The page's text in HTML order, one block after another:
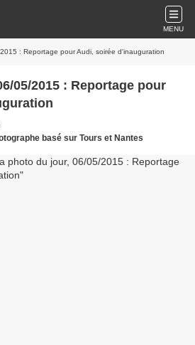
MENU
: Reportage pour Audi, soirée d'inauguration
05/2015 : Reportage pour
basé sur Tours et Nantes